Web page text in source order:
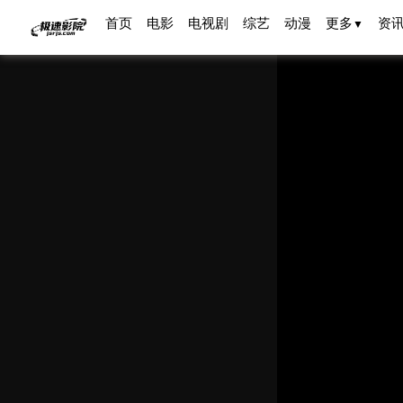
首页 电影 电视剧 综艺 动漫 更多 ▼ 资